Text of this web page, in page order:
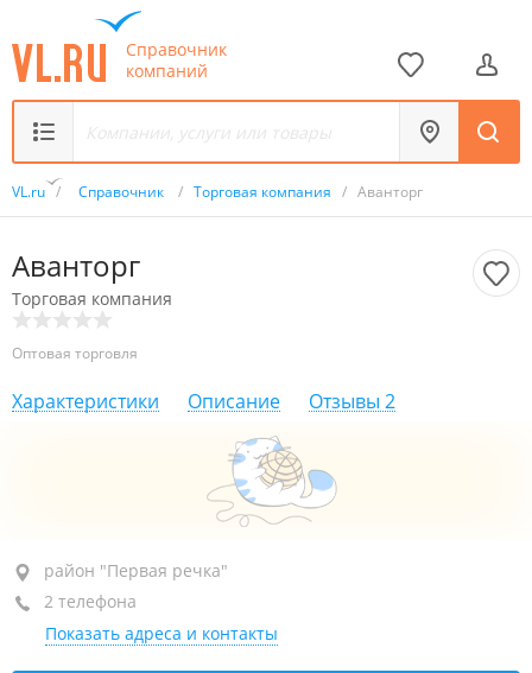
Справочник
компаний
VL.ru / Справочник / Торговая компания / Аванторг
Аванторг
Торговая компания
Оптовая торговля
Характеристики Описание Отзывы 2
район "Первая речка", пр-т Красного Знамени, 37
каб. 18
+7 (423) 274-06-55
район "Первая речка"
2 телефона
Показать адреса и контакты